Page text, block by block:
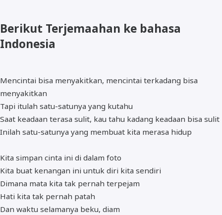
Berikut Terjemaahan ke bahasa
Indonesia
Mencintai bisa menyakitkan, mencintai terkadang bisa
menyakitkan
Tapi itulah satu-satunya yang kutahu
Saat keadaan terasa sulit, kau tahu kadang keadaan bisa sulit
Inilah satu-satunya yang membuat kita merasa hidup
Kita simpan cinta ini di dalam foto
Kita buat kenangan ini untuk diri kita sendiri
Dimana mata kita tak pernah terpejam
Hati kita tak pernah patah
Dan waktu selamanya beku, diam